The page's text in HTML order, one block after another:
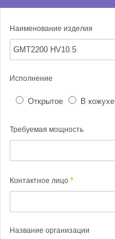
Наименование изделия
Исполнение
Открытое В кожухе
Требуемая мощность
Контактное лицо
Название организации